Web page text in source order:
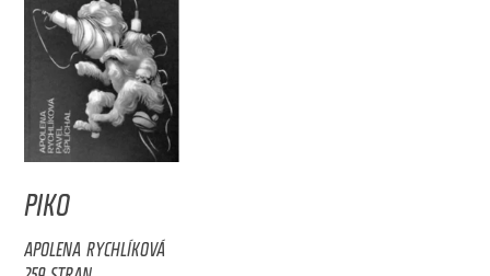
PIKO
APOLENA RYCHLÍKOVÁ